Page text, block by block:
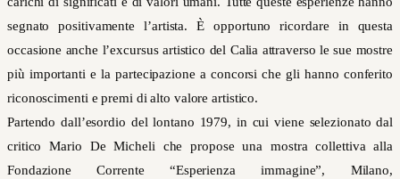
segnato positivamente l’artista. È opportuno ricordare in questa
occasione anche l’excursus artistico del Calia attraverso le sue mostre
più importanti e la partecipazione a concorsi che gli hanno conferito
riconoscimenti e premi di alto valore artistico.
Partendo dall’esordio del lontano 1979, in cui viene selezionato dal
critico Mario De Micheli che propose una mostra collettiva alla
Fondazione Corrente “Esperienza immagine”, Milano,